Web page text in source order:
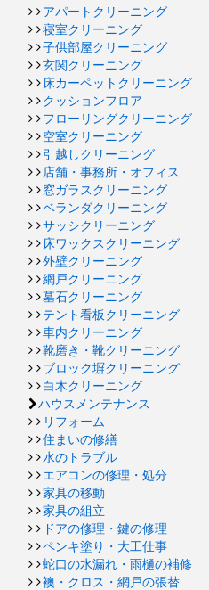
アパートクリーニング
寝室クリーニング
子供部屋クリーニング
玄関クリーニング
床カーペットクリーニング
クッションフロア
フローリングクリーニング
空室クリーニング
引越しクリーニング
店舗・事務所・オフィス
窓ガラスクリーニング
ベランダクリーニング
サッシクリーニング
床ワックスクリーニング
外壁クリーニング
網戸クリーニング
墓石クリーニング
テント看板クリーニング
車内クリーニング
靴磨き・靴クリーニング
ブロック塀クリーニング
白木クリーニング
ハウスメンテナンス
リフォーム
住まいの修繕
水のトラブル
エアコンの修理・処分
家具の移動
家具の組立
ドアの修理・鍵の修理
ペンキ塗り・大工仕事
蛇口の水漏れ・雨樋の補修
襖・クロス・網戸の張替